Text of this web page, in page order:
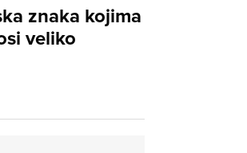
znaka kojima
veliko